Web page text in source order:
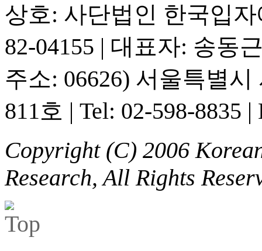
상호: 사단법인 한국입
82-04155 | 대표자: 송동
주소: 06626) 서울특별
811호 | Tel: 02-598-8835 |
Copyright (C) 2006
Research, All Rights